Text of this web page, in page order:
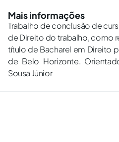
Mais informações
Trabalho de conclusão de
de Direito do trabalho, como
título de Bacharel em Direito
de Belo Horizonte.
Sousa Júnior